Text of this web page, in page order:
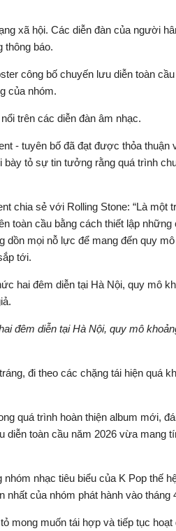
xã hội. Các diễn đàn của người
thông báo.
công bố chuyến lưu diễn toàn
của nhóm.
trên các diễn đàn âm nhạc.
- tuyên bố đã đạt được thỏa thuận
tỏ sự tin tưởng rằng quá trình
chia sẻ với Rolling Stone: “Là một
toàn cầu bằng cách thiết lập
dồn mọi nỗ lực để mang đến quy
tới.
đêm diễn tại Hà Nội, quy mô
đi theo các chặng tái hiện quá
quá trình hoàn thiện album mới,
diễn toàn cầu năm 2026 vừa mang
nhạc tiêu biểu của K Pop thế
nhất của nhóm phát hành vào tháng
mong muốn tái hợp và tiếp tục hoạt